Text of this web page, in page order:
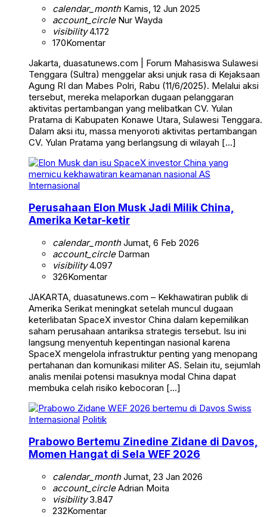
calendar_monthKamis, 12 Jun 2025
account_circleNur Wayda
visibility4.172
170Komentar
Jakarta, duasatunews.com | Forum Mahasiswa Sulawesi
Tenggara (Sultra) menggelar aksi unjuk rasa di Kejaksaan
Agung RI dan Mabes Polri, Rabu (11/6/2025). Melalui aksi
tersebut, mereka melaporkan dugaan pelanggaran
aktivitas pertambangan yang melibatkan CV. Yulan
Pratama di Kabupaten Konawe Utara, Sulawesi Tenggara.
Dalam aksi itu, massa menyoroti aktivitas pertambangan
CV. Yulan Pratama yang berlangsung di wilayah […]
Internasional
Perusahaan Elon Musk Jadi Milik China,
Amerika Ketar-ketir
calendar_monthJumat, 6 Feb 2026
account_circleDarman
visibility4.097
326Komentar
JAKARTA, duasatunews.com – Kekhawatiran publik di
Amerika Serikat meningkat setelah muncul dugaan
keterlibatan SpaceX investor China dalam kepemilikan
saham perusahaan antariksa strategis tersebut. Isu ini
langsung menyentuh kepentingan nasional karena
SpaceX mengelola infrastruktur penting yang menopang
pertahanan dan komunikasi militer AS. Selain itu, sejumlah
analis menilai potensi masuknya modal China dapat
membuka celah risiko kebocoran […]
Internasional Politik
Prabowo Bertemu Zinedine Zidane di Davos,
Momen Hangat di Sela WEF 2026
calendar_monthJumat, 23 Jan 2026
account_circleAdrian Moita
visibility3.847
232Komentar